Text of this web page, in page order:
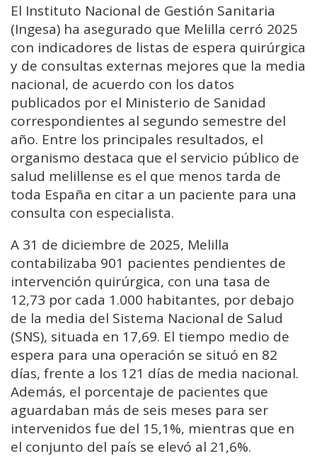
El Instituto Nacional de Gestión Sanitaria
(Ingesa) ha asegurado que Melilla cerró 2025
con indicadores de listas de espera quirúrgica
y de consultas externas mejores que la media
nacional, de acuerdo con los datos
publicados por el Ministerio de Sanidad
correspondientes al segundo semestre del
año. Entre los principales resultados, el
organismo destaca que el servicio público de
salud melillense es el que menos tarda de
toda España en citar a un paciente para una
consulta con especialista.
A 31 de diciembre de 2025, Melilla
contabilizaba 901 pacientes pendientes de
intervención quirúrgica, con una tasa de
12,73 por cada 1.000 habitantes, por debajo
de la media del Sistema Nacional de Salud
(SNS), situada en 17,69. El tiempo medio de
espera para una operación se situó en 82
días, frente a los 121 días de media nacional.
Además, el porcentaje de pacientes que
aguardaban más de seis meses para ser
intervenidos fue del 15,1%, mientras que en
el conjunto del país se elevó al 21,6%.